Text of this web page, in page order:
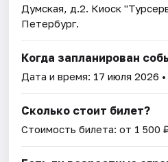
Думская, д.2. Киоск
Петербург.
Когда запланирован
Дата и время: 17 июля 2026
Сколько стоит билет?
Стоимость билета: от 1 500